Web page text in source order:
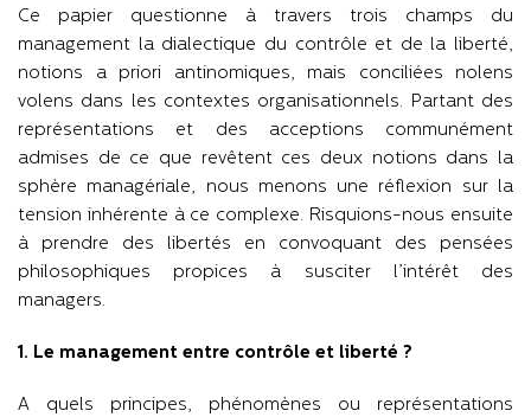
Ce papier questionne à travers trois champs du
management la dialectique du contrôle et de la liberté,
notions a priori antinomiques, mais conciliées nolens
volens dans les contextes organisationnels. Partant des
représentations et des acceptions communément
admises de ce que revêtent ces deux notions dans la
sphère managériale, nous menons une réflexion sur la
tension inhérente à ce complexe. Risquions-nous ensuite
à prendre des libertés en convoquant des pensées
philosophiques propices à susciter l’intérêt des
managers.
1. Le management entre contrôle et liberté ?
A quels principes, phénomènes ou représentations